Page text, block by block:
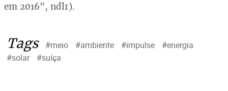
em 2016", ndlr).
Tags #meio #ambiente #impulse
#energia
#solar
#suíça